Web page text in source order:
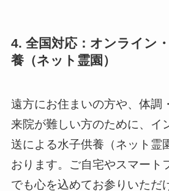
4. 全国対応：オンライン
養（ネット霊園）
遠方にお住まいの方や、体調
来院が難しい方のために、イ
送による水子供養（ネット霊
おります。ご自宅やスマート
でも心を込めてお参りいただ